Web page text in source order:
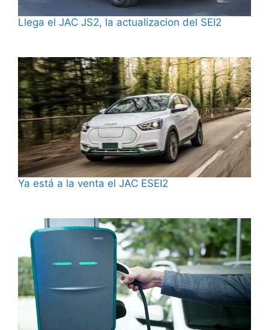
Llega el JAC JS2, la actualizacion del SEI2
Ya está a la venta el JAC ESEI2